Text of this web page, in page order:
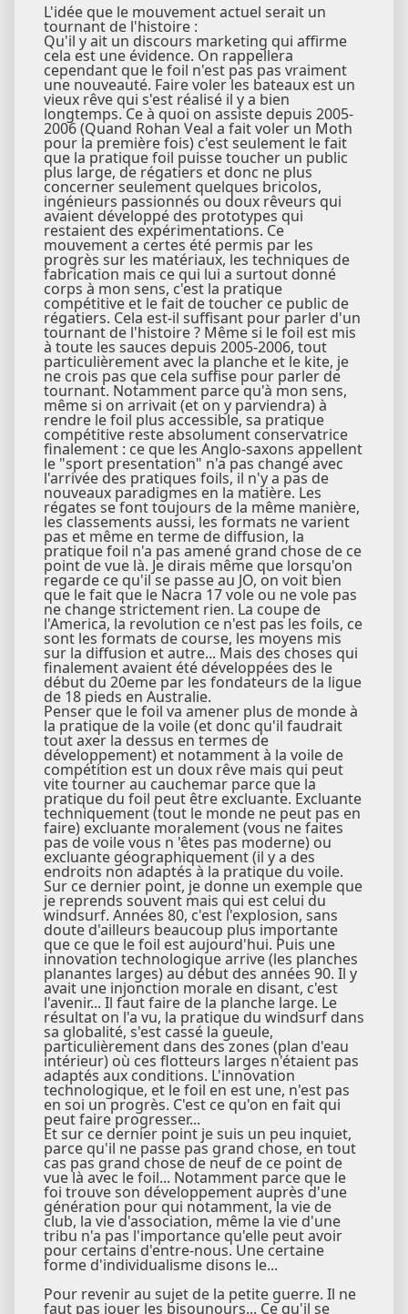
L'idée que le mouvement actuel serait un
tournant de l'histoire :
Qu'il y ait un discours marketing qui affirme
cela est une évidence. On rappellera
cependant que le foil n'est pas pas vraiment
une nouveauté. Faire voler les bateaux est un
vieux rêve qui s'est réalisé il y a bien
longtemps. Ce à quoi on assiste depuis 2005-
2006 (Quand Rohan Veal a fait voler un Moth
pour la première fois) c'est seulement le fait
que la pratique foil puisse toucher un public
plus large, de régatiers et donc ne plus
concerner seulement quelques bricolos,
ingénieurs passionnés ou doux rêveurs qui
avaient développé des prototypes qui
restaient des expérimentations. Ce
mouvement a certes été permis par les
progrès sur les matériaux, les techniques de
fabrication mais ce qui lui a surtout donné
corps à mon sens, c'est la pratique
compétitive et le fait de toucher ce public de
régatiers. Cela est-il suffisant pour parler d'un
tournant de l'histoire ? Même si le foil est mis
à toute les sauces depuis 2005-2006, tout
particulièrement avec la planche et le kite, je
ne crois pas que cela suffise pour parler de
tournant. Notamment parce qu'à mon sens,
même si on arrivait (et on y parviendra) à
rendre le foil plus accessible, sa pratique
compétitive reste absolument conservatrice
finalement : ce que les Anglo-saxons appellent
le "sport presentation" n'a pas changé avec
l'arrivée des pratiques foils, il n'y a pas de
nouveaux paradigmes en la matière. Les
régates se font toujours de la même manière,
les classements aussi, les formats ne varient
pas et même en terme de diffusion, la
pratique foil n'a pas amené grand chose de ce
point de vue là. Je dirais même que lorsqu'on
regarde ce qu'il se passe au JO, on voit bien
que le fait que le Nacra 17 vole ou ne vole pas
ne change strictement rien. La coupe de
l'America, la revolution ce n'est pas les foils, ce
sont les formats de course, les moyens mis
sur la diffusion et autre... Mais des choses qui
finalement avaient été développées des le
début du 20eme par les fondateurs de la ligue
de 18 pieds en Australie.
Penser que le foil va amener plus de monde à
la pratique de la voile (et donc qu'il faudrait
tout axer la dessus en termes de
développement) et notamment à la voile de
compétition est un doux rêve mais qui peut
vite tourner au cauchemar parce que la
pratique du foil peut être excluante. Excluante
techniquement (tout le monde ne peut pas en
faire) excluante moralement (vous ne faites
pas de voile vous n 'êtes pas moderne) ou
excluante géographiquement (il y a des
endroits non adaptés à la pratique du voile.
Sur ce dernier point, je donne un exemple que
je reprends souvent mais qui est celui du
windsurf. Années 80, c'est l'explosion, sans
doute d'ailleurs beaucoup plus importante
que ce que le foil est aujourd'hui. Puis une
innovation technologique arrive (les planches
planantes larges) au début des années 90. Il y
avait une injonction morale en disant, c'est
l'avenir... Il faut faire de la planche large. Le
résultat on l'a vu, la pratique du windsurf dans
sa globalité, s'est cassé la gueule,
particulièrement dans des zones (plan d'eau
intérieur) où ces flotteurs larges n'étaient pas
adaptés aux conditions. L'innovation
technologique, et le foil en est une, n'est pas
en soi un progrès. C'est ce qu'on en fait qui
peut faire progresser...
Et sur ce dernier point je suis un peu inquiet,
parce qu'il ne passe pas grand chose, en tout
cas pas grand chose de neuf de ce point de
vue là avec le foil... Notamment parce que le
foi trouve son développement auprès d'une
génération pour qui notamment, la vie de
club, la vie d'association, même la vie d'une
tribu n'a pas l'importance qu'elle peut avoir
pour certains d'entre-nous. Une certaine
forme d'individualisme disons le...
Pour revenir au sujet de la petite guerre. Il ne
faut pas jouer les bisounours... Ce qu'il se